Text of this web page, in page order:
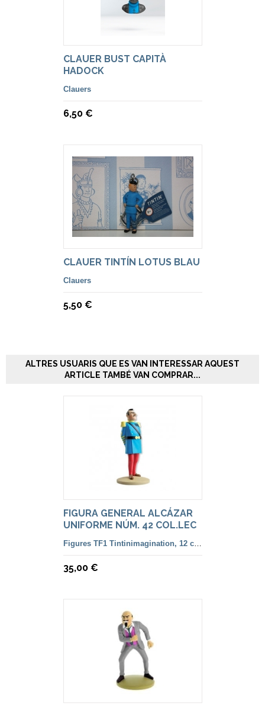
CLAUER BUST CAPITÀ
HADOCK
Clauers
6,50 €
CLAUER TINTÍN LOTUS BLAU
Clauers
5,50 €
ALTRES USUARIS QUE ES VAN INTERESSAR AQUEST
ARTICLE TAMBÉ VAN COMPRAR...
FIGURA GENERAL ALCÁZAR
UNIFORME NÚM. 42 COL.LEC
Figures TF1 Tintinimagination, 12 cm. color i françesa
35,00 €